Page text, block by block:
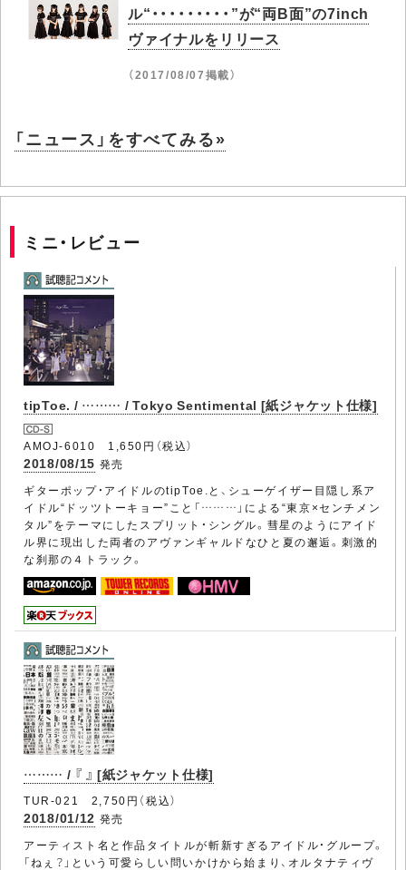
ル“・・・・・・・・・”が“両B面”の7inch
ヴァイナルをリリース
（2017/08/07掲載）
「ニュース」をすべてみる»
ミニ・レビュー
tipToe. / ……… / Tokyo Sentimental [紙ジャケット仕様]
AMOJ-6010 1,650円（税込）
2018/08/15 発売
ギターポップ・アイドルのtipToe.と、シューゲイザー目隠し系ア
イドル“ドッツトーキョー”こと「………」による“東京×センチメン
タル”をテーマにしたスプリット・シングル。彗星のようにアイド
ル界に現出した両者のアヴァンギャルドなひと夏の邂逅。刺激的
な刹那の４トラック。
……… / 『 』 [紙ジャケット仕様]
TUR-021 2,750円（税込）
2018/01/12 発売
アーティスト名と作品タイトルが斬新すぎるアイドル・グループ。
「ねぇ？」という可愛らしい問いかけから始まり、オルタナティヴ